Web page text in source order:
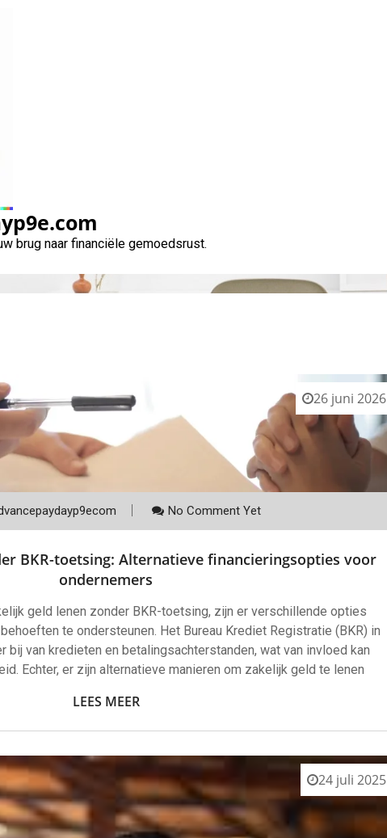
brug naar financiële gemoedsrust.
26 juni 2026
No Comment Yet
BKR-toetsing: Alternatieve financieringsopties voor
ondernemers
geld lenen zonder BKR-toetsing, zijn er verschillende opties
te ondersteunen. Het Bureau Krediet Registratie (BKR) in
bij van kredieten en betalingsachterstanden, wat van invloed kan
Echter, er zijn alternatieve manieren om zakelijk geld te lenen
LEES MEER
24 juli 2025